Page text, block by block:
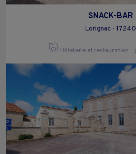
SNACK-BAR
Lorignac - 17240
Hôtellerie et restauration